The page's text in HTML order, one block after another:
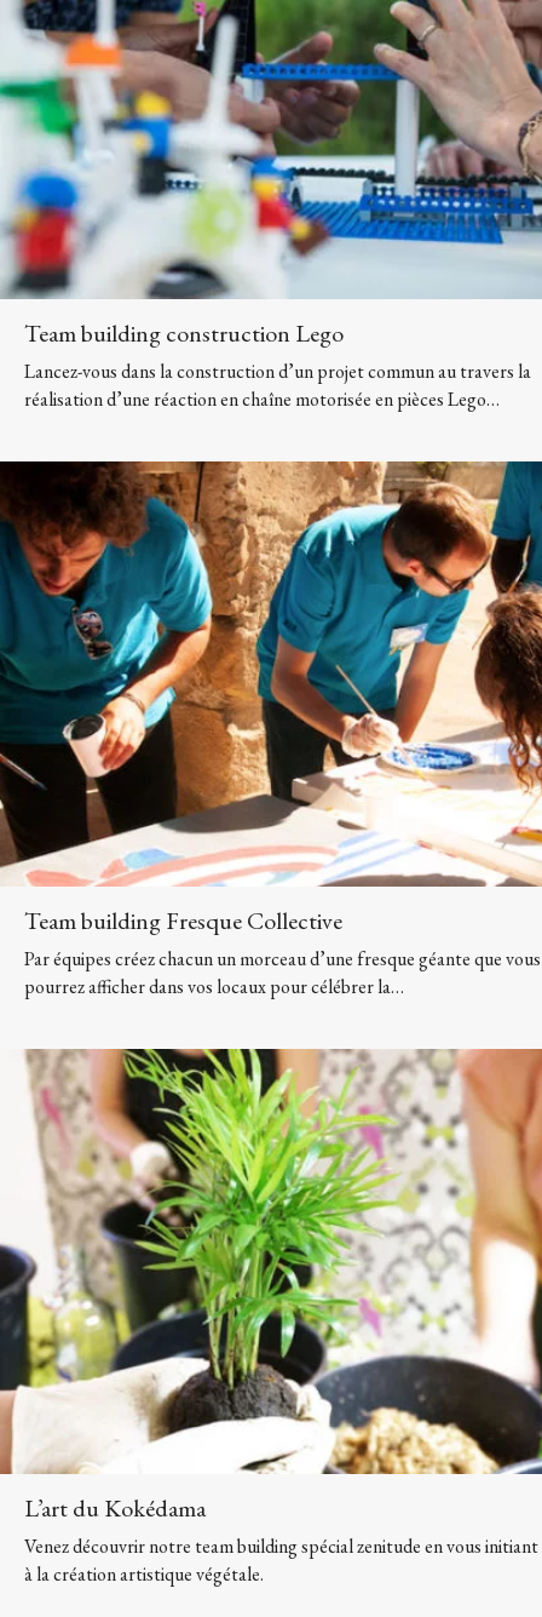
Team building construction Lego
Lancez-vous dans la construction d’un projet commun au travers la
réalisation d’une réaction en chaîne motorisée en pièces Lego…
Team building Fresque Collective
Par équipes créez chacun un morceau d’une fresque géante que vous
pourrez afficher dans vos locaux pour célébrer la…
L’art du Kokédama
Venez découvrir notre team building spécial zenitude en vous initiant
à la création artistique végétale.